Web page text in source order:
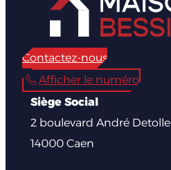
Contactez-nous
Afficher le numéro
Siège Social
2 boulevard André Detolle
14000 Caen